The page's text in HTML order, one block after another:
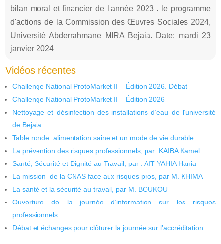
bilan moral et financier de l’année 2023 . le programme
d'actions de la Commission des Œuvres Sociales 2024,
Université Abderrahmane MIRA Bejaia. Date: mardi 23
janvier 2024
Vidéos récentes
Challenge National ProtoMarket II – Édition 2026. Débat
Challenge National ProtoMarket II – Édition 2026
Nettoyage et désinfection des installations d’eau de l’université
de Bejaia
Table ronde: alimentation saine et un mode de vie durable
La prévention des risques professionnels, par: KAIBA Kamel
Santé, Sécurité et Dignité au Travail, par : AIT YAHIA Hania
La mission de la CNAS face aux risques pros, par M. KHIMA
La santé et la sécurité au travail, par M. BOUKOU
Ouverture de la journée d’information sur les risques
professionnels
Débat et échanges pour clôturer la journée sur l’accréditation